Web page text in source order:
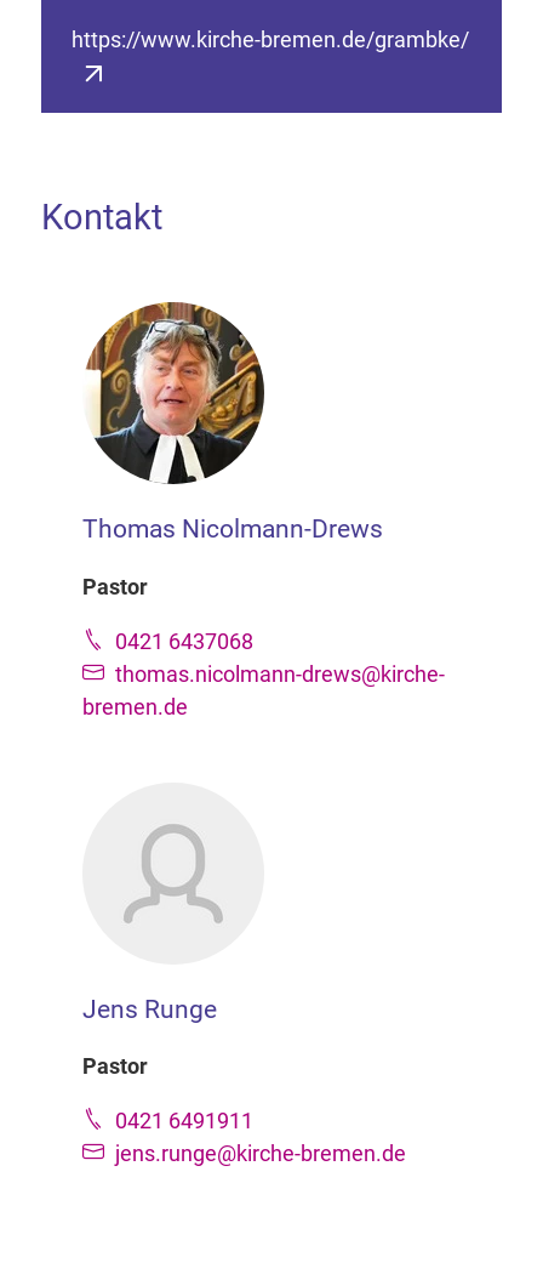
https://www.kirche-bremen.de/grambke/
Kontakt
Thomas Nicolmann-Drews
Pastor
0421 6437068
thomas.nicolmann-drews@kirche-
bremen.de
Jens Runge
Pastor
0421 6491911
jens.runge@kirche-bremen.de